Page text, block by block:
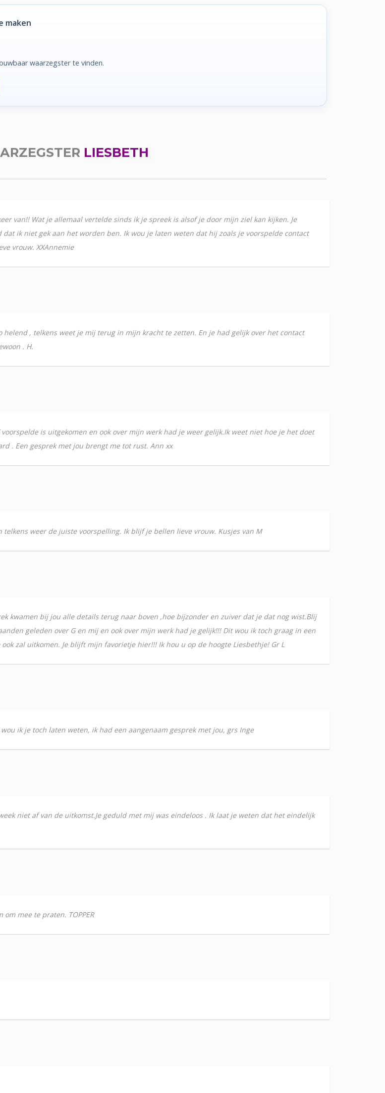
maken
waarzegster te vinden.
LIESBETH
van!! Wat je allemaal vertelde sinds ik je spreek is alsof je door mijn ziel kan kijken. Je
ik niet gek aan het worden ben. Ik wou je laten weten dat hij zoals je voorspelde contact
vrouw. XXAnnemie
helend , telkens weet je mij terug in mijn kracht te zetten. En je had gelijk over het contact
. H.
is uitgekomen en ook over mijn werk had je weer gelijk.Ik weet niet hoe je het doet
. Een gesprek met jou brengt me tot rust. Ann xx
weer de juiste voorspelling. Ik blijf je bellen lieve vrouw. Kusjes van M
kwamen bij jou alle details terug naar boven ,hoe bijzonder en zuiver dat je dat nog wist.Blij
geleden over G en mij en ook over mijn werk had je gelijk!!! Dit wou ik toch graag in een
zal uitkomen. Je blijft mijn favorietje hier!!! Ik hou u op de hoogte Liesbethje! Gr L
ik je toch laten weten, ik had een aangenaam gesprek met jou, grs Inge
niet af van de uitkomst.Je geduld met mij was eindeloos . Ik laat je weten dat het eindelijk
mee te praten. TOPPER